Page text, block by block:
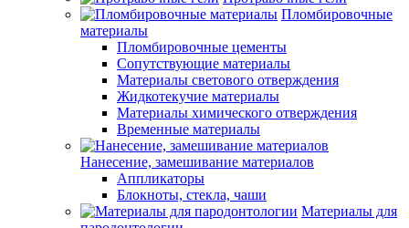
Пломбировочные
материалы
Пломбировочные цементы
Сопутствующие материалы
Материалы светового отверждения
Жидкотекучие материалы
Материалы химического отверждения
Временные материалы
Нанесение, замешивание материалов
Аппликаторы
Блокноты, стекла, чаши
Материалы для